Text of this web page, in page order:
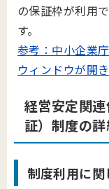
の保証枠が利用
す。
参考：中小企業
ウィンドウが開き
経営安定関
証）制度の詳
制度利用に